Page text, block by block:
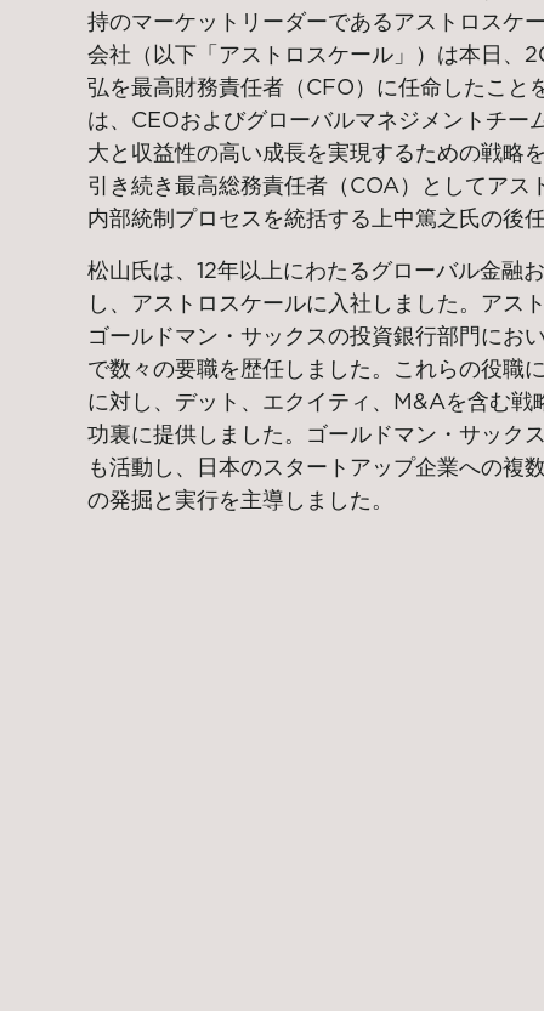
持のマーケットリーダーであるアストロスケ
会社（以下「アストロスケール」）は本日、
弘を最高財務責任者（CFO）に任命したこと
は、CEOおよびグローバルマネジメントチー
大と収益性の高い成長を実現するための戦略
引き続き最高総務責任者（COA）としてアス
内部統制プロセスを統括する上中篤之氏の後
松山氏は、12年以上にわたるグローバル金融
し、アストロスケールに入社しました。アス
ゴールドマン・サックスの投資銀行部門にお
で数々の要職を歴任しました。これらの役職
に対し、デット、エクイティ、M&Aを含む戦
功裏に提供しました。ゴールドマン・サック
も活動し、日本のスタートアップ企業への複
の発掘と実行を主導しました。